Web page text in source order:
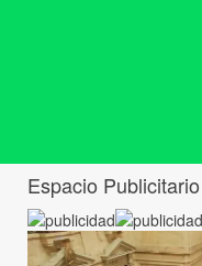
Espacio Publicitario